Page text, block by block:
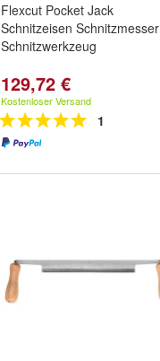
Flexcut Pocket Jack
Schnitzeisen Schnitzmesser
Schnitzwerkzeug
129,72 €
Kostenloser Versand
1